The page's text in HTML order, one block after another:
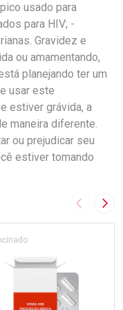
usado para
para HIV; -
Gravidez e
ou amamentando,
planejando ter um
usar este
estiver grávida, a
maneira diferente.
ou prejudicar seu
estiver tomando
Imagem